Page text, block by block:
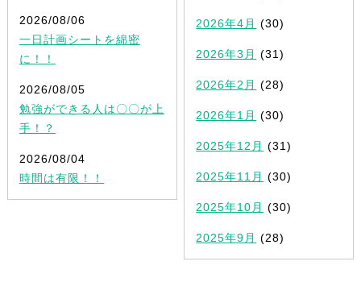
2026/08/06
一日計画シートを綿密
に！！
2026/08/05
勉強ができる人は〇〇が上
手！？
2026/08/04
時間は有限！！
2026年4月 (30)
2026年3月 (31)
2026年2月 (28)
2026年1月 (30)
2025年12月 (31)
2025年11月 (30)
2025年10月 (30)
2025年9月 (28)